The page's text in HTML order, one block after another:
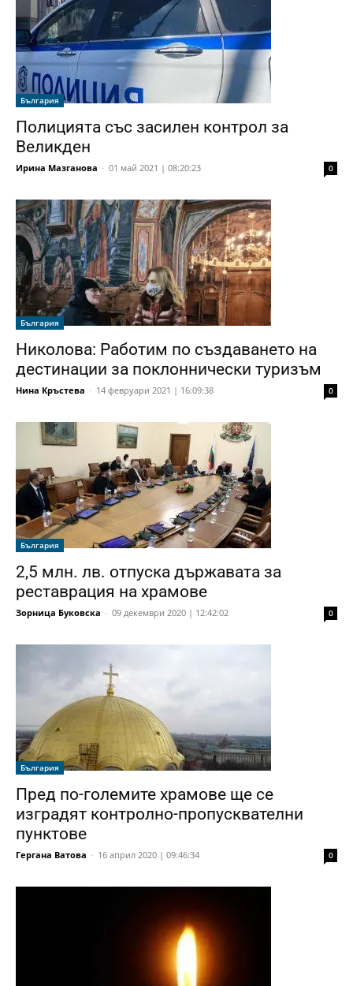
България
Полицията със засилен контрол за
Великден
Ирина Мазганова - 01 май 2021 | 08:20:23 0
България
Николова: Работим по създаването на
дестинации за поклоннически туризъм
Нина Кръстева - 14 февруари 2021 | 16:09:38 0
България
2,5 млн. лв. отпуска държавата за
реставрация на храмове
Зорница Буковска - 09 декември 2020 | 12:42:02 0
България
Пред по-големите храмове ще се
изградят контролно-пропусквателни
пунктове
Гергана Ватова - 16 април 2020 | 09:46:34 0